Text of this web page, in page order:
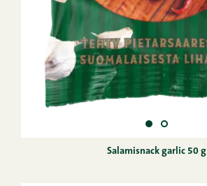
Salamisnack garlic 50 g